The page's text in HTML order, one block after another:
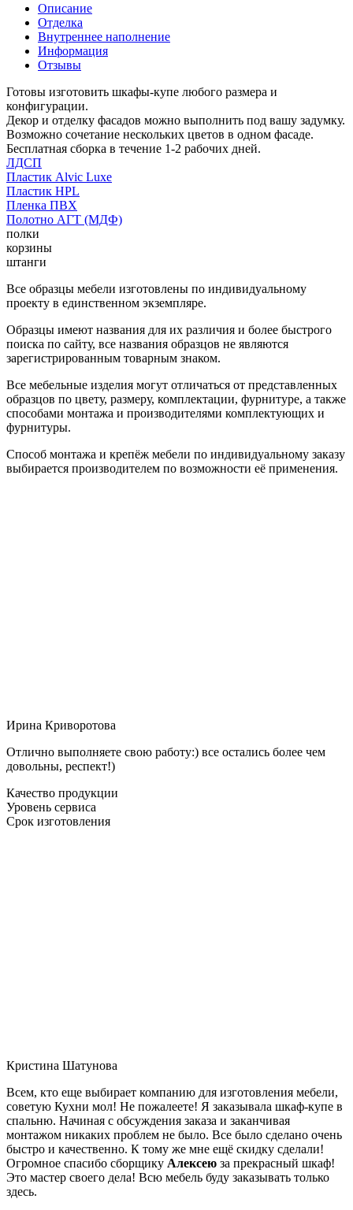
Описание
Отделка
Внутреннее наполнение
Информация
Отзывы
Готовы изготовить шкафы-купе любого размера и
конфигурации.
Декор и отделку фасадов можно выполнить под вашу задумку.
Возможно сочетание нескольких цветов в одном фасаде.
Бесплатная сборка в течение 1-2 рабочих дней.
ЛДСП
Пластик Alvic Luxe
Пластик HPL
Пленка ПВХ
Полотно АГТ (МДФ)
полки
корзины
штанги
Все образцы мебели изготовлены по индивидуальному
проекту в единственном экземпляре.
Образцы имеют названия для их различия и более быстрого
поиска по сайту, все названия образцов не являются
зарегистрированным товарным знаком.
Все мебельные изделия могут отличаться от представленных
образцов по цвету, размеру, комплектации, фурнитуре, а также
способами монтажа и производителями комплектующих и
фурнитуры.
Способ монтажа и крепёж мебели по индивидуальному заказу
выбирается производителем по возможности её применения.
Ирина Криворотова
Отлично выполняете свою работу:) все остались более чем
довольны, респект!)
Качество продукции
Уровень сервиса
Срок изготовления
Кристина Шатунова
Всем, кто еще выбирает компанию для изготовления мебели,
советую Кухни мол! Не пожалеете! Я заказывала шкаф-купе в
спальню. Начиная с обсуждения заказа и заканчивая
монтажом никаких проблем не было. Все было сделано очень
быстро и качественно. К тому же мне ещё скидку сделали!
Огромное спасибо сборщику Алексею за прекрасный шкаф!
Это мастер своего дела! Всю мебель буду заказывать только
здесь.